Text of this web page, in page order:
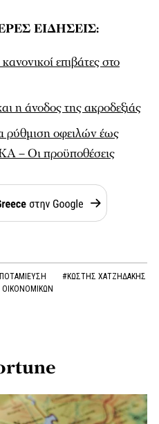
ΕΙΔΗΣΕΙΣ:
επιβάτες στο
η άνοδος της ακροδεξιάς
οφειλών έως
– Οι προϋποθέσεις
#ΚΩΣΤΗΣ ΧΑΤΖΗΔΑΚΗΣ
ΟΙΚΟΝΟΜΙΚΩΝ